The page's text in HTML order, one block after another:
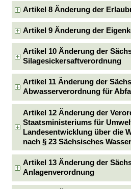
Artikel 8 Änderung der
Artikel 9 Änderung der
Artikel 10 Änderung der
Silagesickersaftverordnung
Artikel 11 Änderung der
Abwasserverordnung für
Artikel 12 Änderung der
Staatsministeriums für
Landesentwicklung über die
nach § 23 Sächsisches
Artikel 13 Änderung der
Anlagenverordnung